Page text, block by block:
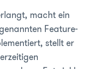
macht ein
Feature-
stellt er